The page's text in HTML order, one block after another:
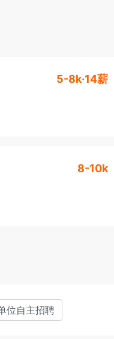
5-8k·14薪
8-10k
位自主招聘